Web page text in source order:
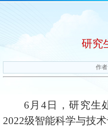
研究
作者
6 月 4日，研究生
2022级智能科学与技